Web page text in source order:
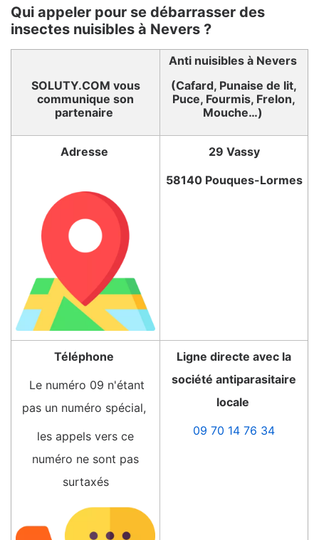
Qui appeler pour se débarrasser des
insectes nuisibles à Nevers ?
SOLUTY.COM vous
communique son
partenaire
Anti nuisibles à Nevers
(Cafard, Punaise de lit,
Puce, Fourmis, Frelon,
Mouche…)
Adresse
29 Vassy
58140 Pouques-Lormes
Téléphone
Le numéro 09 n'étant
pas un numéro spécial,
les appels vers ce
numéro ne sont pas
surtaxés
Ligne directe avec la
société antiparasitaire
locale
09 70 14 76 34